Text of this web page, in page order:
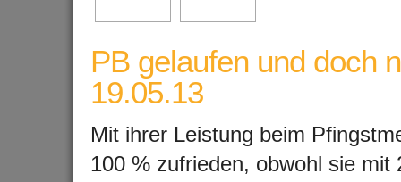
PB gelaufen und doch
19.05.13
Mit ihrer Leistung beim
100 % zufrieden, obwohl sie